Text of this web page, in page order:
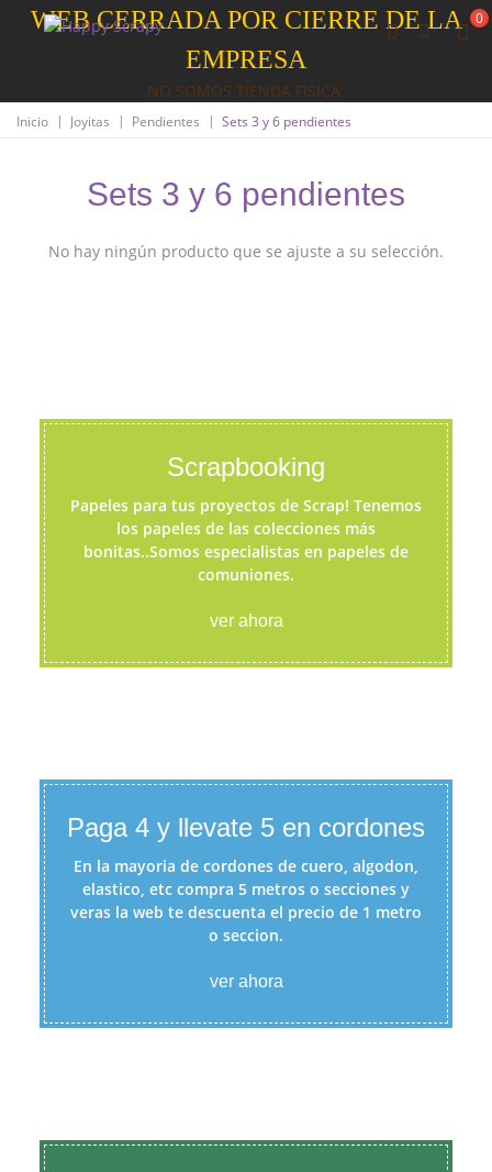
WEB CERRADA POR CIERRE DE LA
EMPRESA
NO SOMOS TIENDA FISICA
0
Inicio | Joyitas | Pendientes | Sets 3 y 6 pendientes
Sets 3 y 6 pendientes
No hay ningún producto que se ajuste a su selección.
Scrapbooking
Papeles para tus proyectos de Scrap! Tenemos
los papeles de las colecciones más
bonitas..Somos especialistas en papeles de
comuniones.
ver ahora
Paga 4 y llevate 5 en cordones
En la mayoria de cordones de cuero, algodon,
elastico, etc compra 5 metros o secciones y
veras la web te descuenta el precio de 1 metro
o seccion.
ver ahora